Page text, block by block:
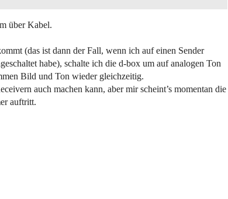
über Kabel.
(das ist dann der Fall, wenn ich auf einen Sender
habe), schalte ich die d-box um auf analogen Ton
Bild und Ton wieder gleichzeitig.
auch machen kann, aber mir scheint’s momentan die
auftritt.